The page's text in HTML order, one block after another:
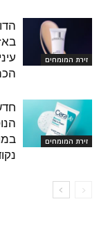
זירת המומחים
זירת המומחים